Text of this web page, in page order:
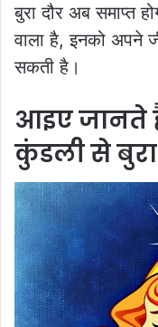
बुरा दौर अब समाप्त
वाला है, इनको अपने
सकती है।
आइए जानते
कुंडली से